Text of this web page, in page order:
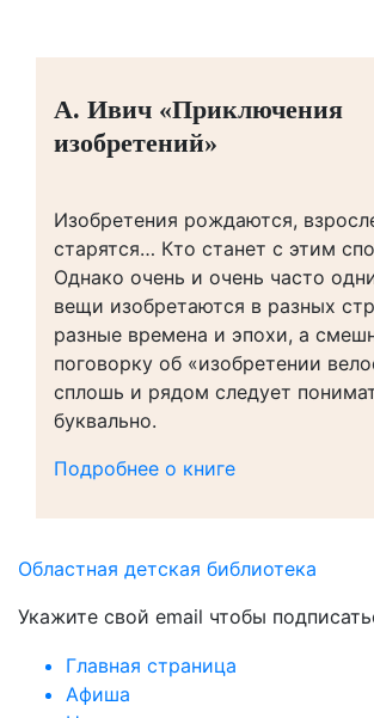
А. Ивич «Приключения
изобретений»
Изобретения рождаются,
старятся… Кто станет с этим
Однако очень и очень часто
вещи изобретаются в разных
разные времена и эпохи, а
поговорку об «изобретении
сплошь и рядом следует
буквально.
Подробнее о книге
Областная детская библиотека
Укажите свой email чтобы
Главная страница
Афиша